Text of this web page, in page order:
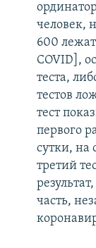
человек,
600
COVID],
теста,
тестов
тест
первого
сутки, на
третий
часть,